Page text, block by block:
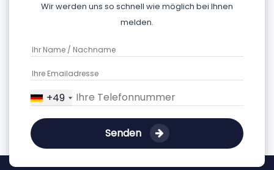
Wir werden uns so schnell wie möglich bei Ihnen
melden.
+49
Senden